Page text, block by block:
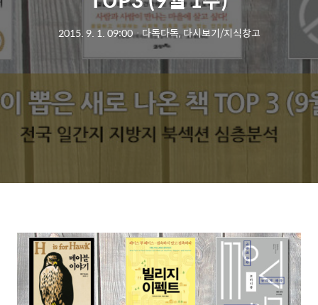
2015. 9. 1. 09:00ㆍ다독다독, 다시보기/지식창고